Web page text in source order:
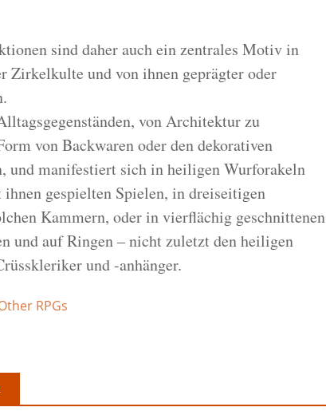
sind daher auch ein zentrales Motiv in
Zirkelkulte und von ihnen geprägter oder
von Architektur zu
von Backwaren oder den dekorativen
und manifestiert sich in heiligen Wurforakeln
gespielten Spielen, in dreiseitigen
Kammern, oder in vierflächig geschnittenen
und auf Ringen – nicht zuletzt den heiligen
und -anhänger.
RPGs